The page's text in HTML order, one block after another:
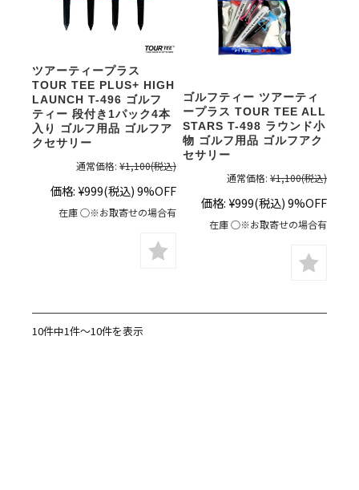
ツアーティープラス
TOUR TEE PLUS+ HIGH
LAUNCH T-496 ゴルフ
ティー 段付き1パック4本
入り ゴルフ用品 ゴルフア
クセサリー
通常価格: ¥1,100(税込)
価格: ¥999(税込) 9%OFF
在庫 ○※お取寄せの場合有
ゴルフティー ツアーティ
ープラス TOUR TEE ALL
STARS T-498 ラウンド小
物 ゴルフ用品 ゴルフアク
セサリー
通常価格: ¥1,100(税込)
価格: ¥999(税込)9%OFF
在庫 ○※お取寄せの場合有
10件中1件～10件を表示